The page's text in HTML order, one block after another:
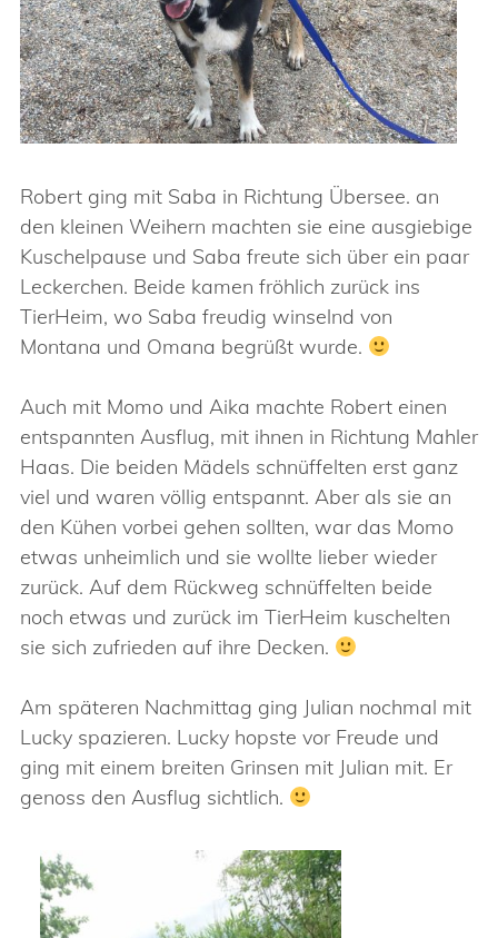
Robert ging mit Saba in Richtung Übersee. an
den kleinen Weihern machten sie eine ausgiebige
Kuschelpause und Saba freute sich über ein paar
Leckerchen. Beide kamen fröhlich zurück ins
TierHeim, wo Saba freudig winselnd von
Montana und Omana begrüßt wurde.
Auch mit Momo und Aika machte Robert einen
entspannten Ausflug, mit ihnen in Richtung Mahler
Haas. Die beiden Mädels schnüffelten erst ganz
viel und waren völlig entspannt. Aber als sie an
den Kühen vorbei gehen sollten, war das Momo
etwas unheimlich und sie wollte lieber wieder
zurück. Auf dem Rückweg schnüffelten beide
noch etwas und zurück im TierHeim kuschelten
sie sich zufrieden auf ihre Decken.
Am späteren Nachmittag ging Julian nochmal mit
Lucky spazieren. Lucky hopste vor Freude und
ging mit einem breiten Grinsen mit Julian mit. Er
genoss den Ausflug sichtlich.